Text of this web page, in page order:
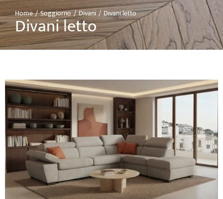
Tu sei qui:
Home Soggiorno Divani Divani letto
Divani letto